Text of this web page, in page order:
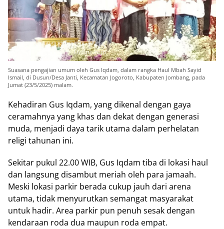
Suasana pengajian umum oleh Gus Iqdam, dalam rangka Haul Mbah Sayid
Ismail, di Dusun/Desa Janti, Kecamatan Jogoroto, Kabupaten Jombang, pada
Jumat (23/5/2025) malam.
Kehadiran Gus Iqdam, yang dikenal dengan gaya
ceramahnya yang khas dan dekat dengan generasi
muda, menjadi daya tarik utama dalam perhelatan
religi tahunan ini.
Sekitar pukul 22.00 WIB, Gus Iqdam tiba di lokasi haul
dan langsung disambut meriah oleh para jamaah.
Meski lokasi parkir berada cukup jauh dari arena
utama, tidak menyurutkan semangat masyarakat
untuk hadir. Area parkir pun penuh sesak dengan
kendaraan roda dua maupun roda empat.